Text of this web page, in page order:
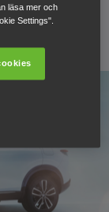
läsa mer och
Settings".